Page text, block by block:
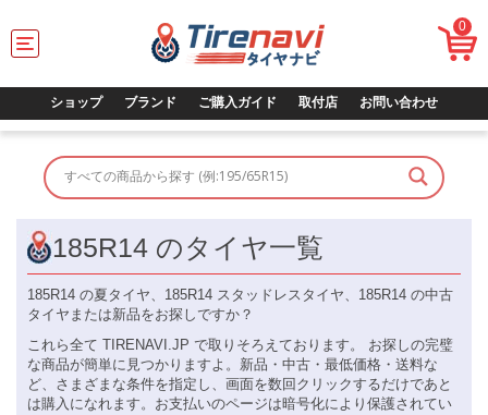
T
o
l
g
a
t
o
n
0
ショップ ブランド ご購入ガイド 取付店 お問い合わせ
185R14 のタイヤ一覧
185R14 の夏タイヤ、185R14 スタッドレスタイヤ、185R14 の中古
タイヤまたは新品をお探しですか？
これら全て TIRENAVI.JP で取りそろえております。 お探しの完璧
な商品が簡単に見つかりますよ。新品・中古・最低価格・送料な
ど、さまざまな条件を指定し、画面を数回クリックするだけであと
は購入になれます。お支払いのページは暗号化により保護されてい